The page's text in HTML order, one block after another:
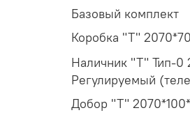
Базовый комплект
Коробка "Т"
Наличник "Т" Тип-0
Регулируемый
Добор "Т"